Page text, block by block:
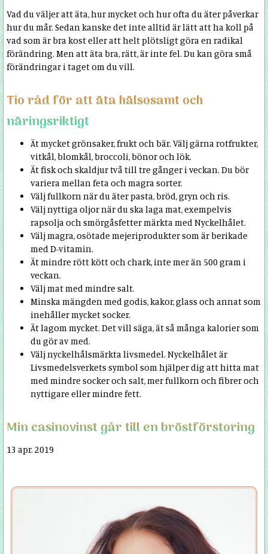
Vad du väljer att äta, hur mycket och hur ofta du äter påverkar
hur du mår. Sedan kanske det inte alltid är lätt att ha koll på
vad som är bra kost eller att helt plötsligt göra en radikal
förändring. Men att äta bra, rätt, är inte fel. Du kan göra små
förändringar i taget om du vill.
Tio råd för att äta hälsosamt och
näringsriktigt
Ät mycket grönsaker, frukt och bär. Välj gärna rotfrukter,
vitkål, blomkål, broccoli, bönor och lök.
Ät fisk och skaldjur två till tre gånger i veckan. Du bör
variera mellan feta och magra sorter.
Välj fullkorn när du äter pasta, bröd, gryn och ris.
Välj nyttiga oljor när du ska laga mat, exempelvis
rapsolja och smörgåsfetter märkta med Nyckelhålet.
Välj magra, osötade mejeriprodukter som är berikade
med D-vitamin.
Ät mindre rött kött och chark, inte mer än 500 gram i
veckan.
Välj mat med mindre salt.
Minska mängden med godis, kakor, glass och annat som
inehåller mycket socker.
Ät lagom mycket. Det vill säga, ät så många kalorier som
du gör av med.
Välj nyckelhålsmärkta livsmedel. Nyckelhålet är
Livsmedelsverkets symbol som hjälper dig att hitta mat
med mindre socker och salt, mer fullkorn och fibrer och
nyttigare eller mindre fett.
Min casinovinst går till en bröstförstoring
13 apr. 2019